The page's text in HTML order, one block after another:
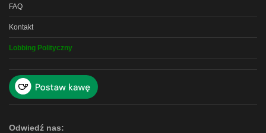
FAQ
Kontakt
Lobbing Polityczny
Odwiedź nas: